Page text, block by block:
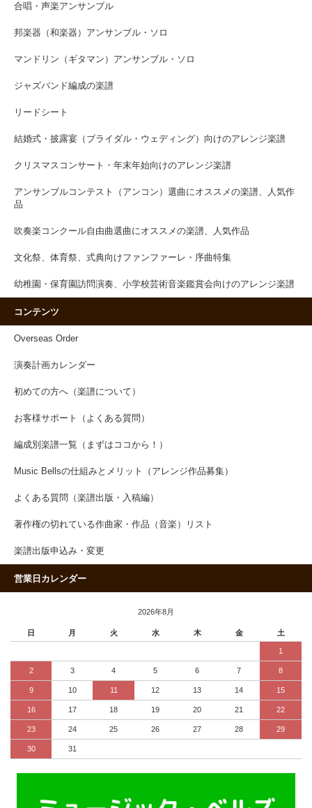
合唱・声楽アンサンブル
邦楽器（和楽器）アンサンブル・ソロ
マンドリン（ギタマン）アンサンブル・ソロ
ジャズバンド編成の楽譜
リードシート
結婚式・披露宴（ブライダル・ウェディング）向けのアレンジ楽譜
クリスマスコンサート・年末年始向けのアレンジ楽譜
アンサンブルコンテスト（アンコン）選曲にオススメの楽譜、人気作
品
吹奏楽コンクール自由曲選曲にオススメの楽譜、人気作品
文化祭、体育祭、式典向けファンファーレ・序曲特集
幼稚園・保育園訪問演奏、小学校芸術音楽鑑賞会向けのアレンジ楽譜
コンテンツ
Overseas Order
演奏計画カレンダー
初めての方へ（楽譜について）
お客様サポート（よくある質問）
編成別楽譜一覧（まずはココから！）
Music Bellsの仕組みとメリット（アレンジ作品募集）
よくある質問（楽譜出版・入稿編）
著作権の切れている作曲家・作品（音楽）リスト
楽譜出版申込み・変更
営業日カレンダー
2026年8月
日 月 火 水 木 金 土
1
2 3 4 5 6 7 8
9 10 11 12 13 14 15
16 17 18 19 20 21 22
23 24 25 26 27 28 29
30 31